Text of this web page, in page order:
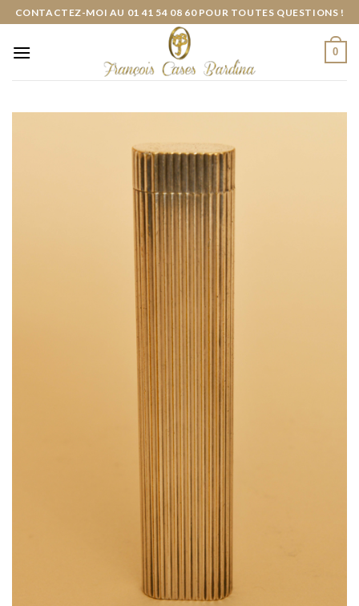
Skip
content
CONTACTEZ-MOI AU 01 41 54 08 60 POUR TOUTES QUESTIONS !
0